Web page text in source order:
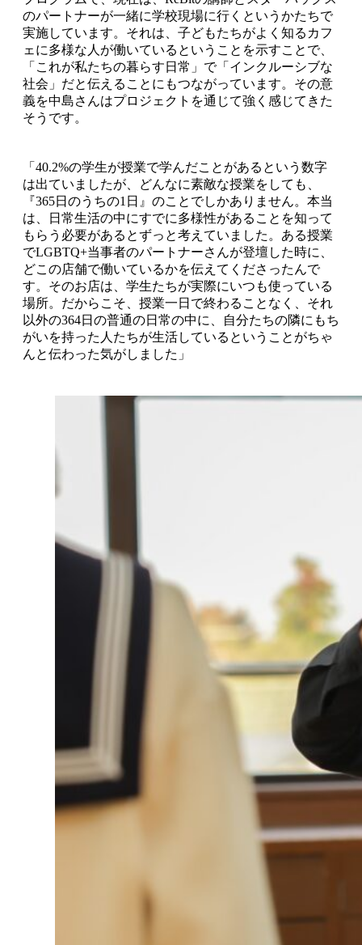
のパートナーが一緒に学校現場に行くというかたちで
実施しています。それは、子どもたちがよく知るカフ
ェに多様な人が働いているということを示すことで、
「これが私たちの暮らす日常」で「インクルーシブな
社会」だと伝えることにもつながっています。その意
義を中島さんはプロジェクトを通じて強く感じてきた
そうです。
「40.2%の学生が授業で学んだことがあるという数字
は出ていましたが、どんなに素敵な授業をしても、
『365日のうちの1日』のことでしかありません。本当
は、日常生活の中にすでに多様性があることを知って
もらう必要があるとずっと考えていました。ある授業
でLGBTQ+当事者のパートナーさんが登壇した時に、
どこの店舗で働いているかを伝えてくださったんで
す。そのお店は、学生たちが実際にいつも使っている
場所。だからこそ、授業一日で終わることなく、それ
以外の364日の普通の日常の中に、自分たちの隣にもち
がいを持った人たちが生活しているということがちゃ
んと伝わった気がしました」